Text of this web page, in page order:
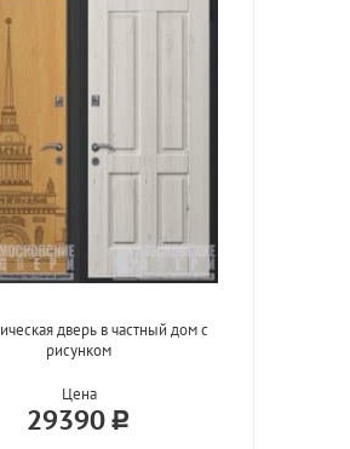
дверь в частный дом с
рисунком
Цена
29390